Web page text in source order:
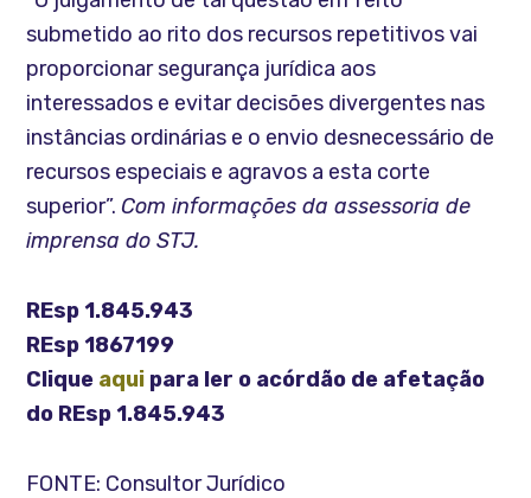
submetido ao rito dos recursos repetitivos vai
proporcionar segurança jurídica aos
interessados e evitar decisões divergentes nas
instâncias ordinárias e o envio desnecessário de
recursos especiais e agravos a esta corte
superior”.Com informações da assessoria de
imprensa do STJ.
REsp 1.845.943
REsp 1867199
Clique aqui para ler o acórdão de afetação
do REsp 1.845.943
FONTE: Consultor Jurídico